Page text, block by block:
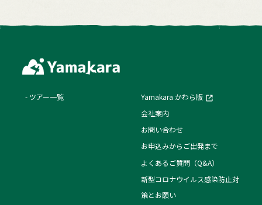
ツアー一覧
Yamakara かわら版
会社案内
お問い合わせ
お申込みからご出発まで
よくあるご質問（Q&A）
新型コロナウイルス感染防止対
策とお願い